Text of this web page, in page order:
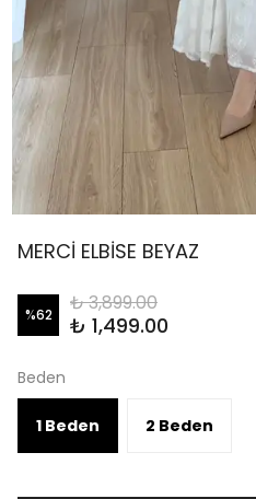
MERCİ ELBİSE BEYAZ
%62 ₺ 3,899.00
₺ 1,499.00
Beden
1 Beden 2 Beden